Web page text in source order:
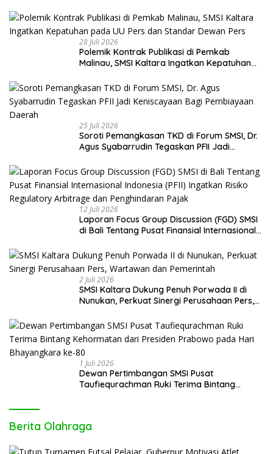
28 Juli 2026
Polemik Kontrak Publikasi di Pemkab
Malinau, SMSI Kaltara Ingatkan Kepatuhan
25 Juli 2026
Soroti Pemangkasan TKD di Forum SMSI, Dr.
Agus Syabarrudin Tegaskan PFII Jadi
12 Juli 2026
Laporan Focus Group Discussion (FGD) SMSI
di Bali Tentang Pusat Finansial Internasional
Arbitrage dan Penghindaran Pajak
2 Juli 2026
SMSI Kaltara Dukung Penuh Porwada II di
Nunukan, Perkuat Sinergi Perusahaan Pers,
1 Juli 2026
Dewan Pertimbangan SMSI Pusat
Taufiequrachman Ruki Terima Bintang
Berita Olahraga